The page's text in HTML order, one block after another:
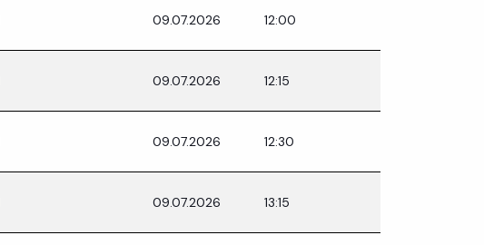
09.07.2026 12:00
09.07.2026 12:15
09.07.2026 12:30
09.07.2026 13:15